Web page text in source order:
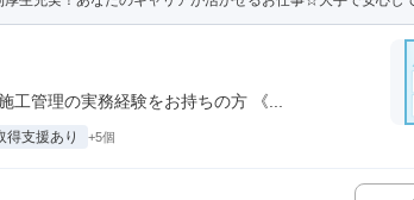
工管理の実務経験をお持ちの方 《...
得支援あり +5個